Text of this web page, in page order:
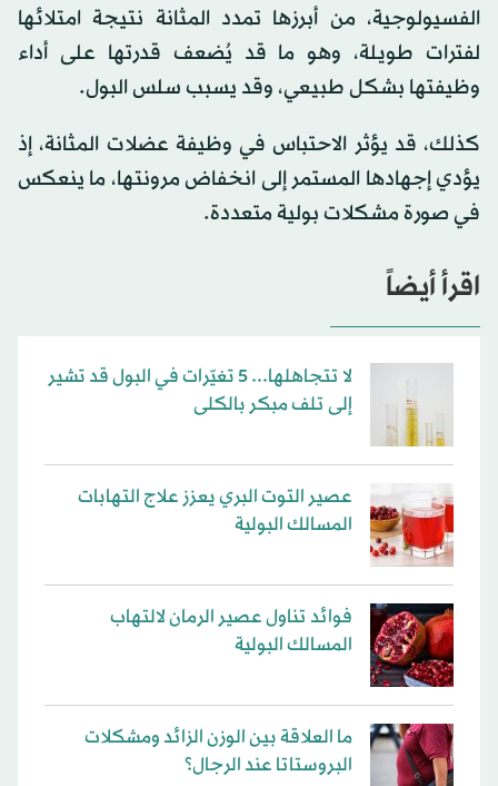
الفسيولوجية، من أبرزها تمدد المثانة نتيجة امتلائها
لفترات طويلة، وهو ما قد يُضعف قدرتها على أداء
وظيفتها بشكل طبيعي، وقد يسبب سلس البول.
كذلك، قد يؤثر الاحتباس في وظيفة عضلات المثانة، إذ
يؤدي إجهادها المستمر إلى انخفاض مرونتها، ما ينعكس
في صورة مشكلات بولية متعددة.
اقرأ أيضاً
لا تتجاهلها... 5 تغيّرات في البول قد تشير
إلى تلف مبكر بالكلى
عصير التوت البري يعزز علاج التهابات
المسالك البولية
فوائد تناول عصير الرمان لالتهاب
المسالك البولية
ما العلاقة بين الوزن الزائد ومشكلات
البروستاتا عند الرجال؟